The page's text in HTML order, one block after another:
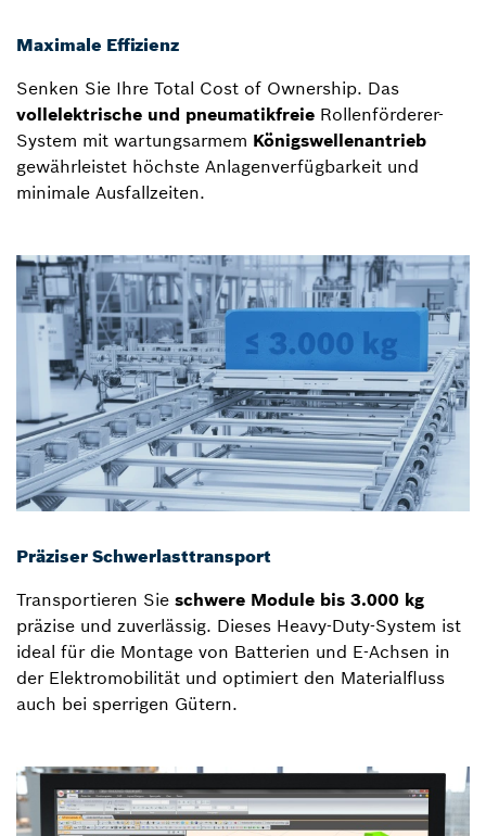
Maximale Effizienz
Senken Sie Ihre Total Cost of Ownership. Das
vollelektrische und pneumatikfreie Rollenförderer-
System mit wartungsarmem Königswellenantrieb
gewährleistet höchste Anlagenverfügbarkeit und
minimale Ausfallzeiten.
Präziser Schwerlasttransport
Transportieren Sie schwere Module bis 3.000 kg
präzise und zuverlässig. Dieses Heavy-Duty-System ist
ideal für die Montage von Batterien und E-Achsen in
der Elektromobilität und optimiert den Materialfluss
auch bei sperrigen Gütern.